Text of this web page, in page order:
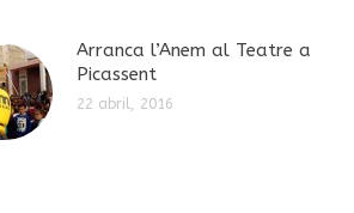
Arranca l’Anem al Teatre a
Picassent
22 abril, 2016